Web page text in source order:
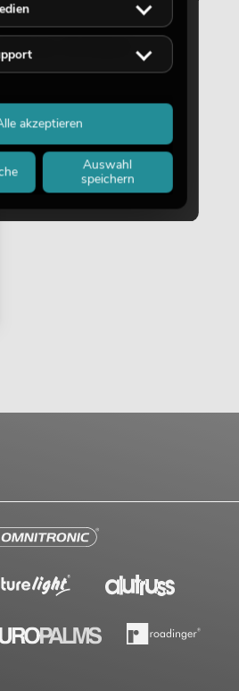
Artikel
Auswahl
speichern
akzeptieren